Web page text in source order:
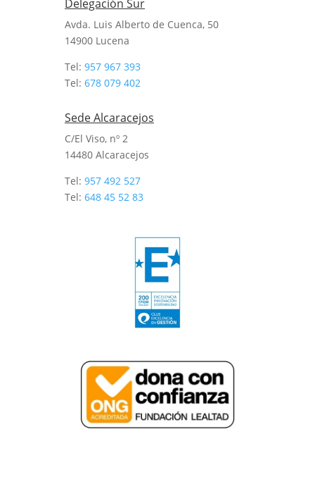
Delegación Sur
Avda. Luis Alberto de Cuenca, 50
14900 Lucena
Tel: 957 967 393
Tel: 678 079 402
Sede Alcaracejos
C/El Viso, nº 2
14480 Alcaracejos
Tel: 957 492 527
Tel: 648 45 52 83